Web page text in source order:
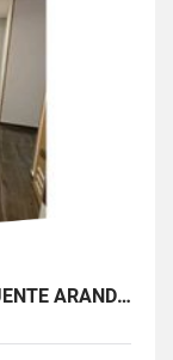
APARTAMENTO EN ARRIENDO EN PUENTE ARANDA PRIMAVERA 6-39